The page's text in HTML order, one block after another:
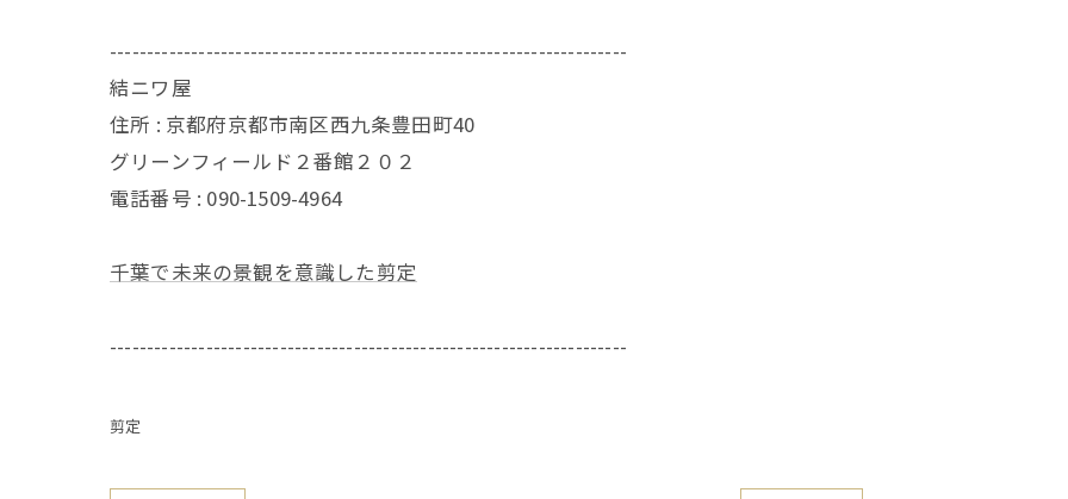
----------------------------------------------------------------------
結ニワ屋
住所 : 京都府京都市南区西九条豊田町40
グリーンフィールド２番館２０２
電話番号 : 090-1509-4964
千葉で未来の景観を意識した剪定
----------------------------------------------------------------------
剪定